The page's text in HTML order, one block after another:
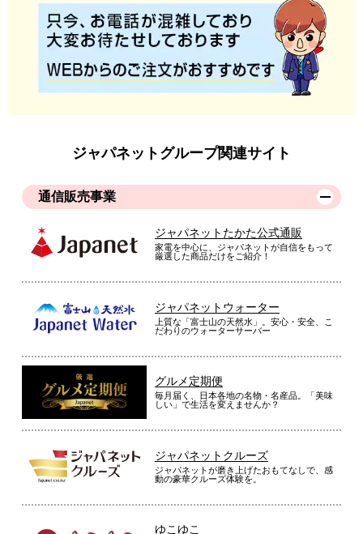
ジャパネットグループ関連サイト
通信販売事業
ジャパネットたかた公式通販
家電を中心に、ジャパネットが自信をもって
厳選した商品だけをご紹介！
ジャパネットウォーター
上質な「富士山の天然水」。安心・安全、こ
だわりのウォーターサーバー
グルメ定期便
毎月届く、日本各地の名物・名産品。「美味
しい」で生活を変えませんか？
ジャパネットクルーズ
ジャパネットが磨き上げたおもてなしで、感
動の豪華クルーズ体験を。
ゆこゆこ